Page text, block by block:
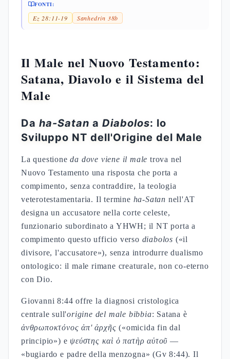
FONTI:
Ez 28:11-19 Sanhedrin 38b
Il Male nel Nuovo Testamento:
Satana, Diavolo e il Sistema del
Male
Da ha-Satan a Diabolos: lo
Sviluppo NT dell'Origine del Male
La questioneda dove viene il male trova nel
Nuovo Testamento una risposta che porta a
compimento, senza contraddire, la teologia
veterotestamentaria. Il termine ha-Satan nell'AT
designa un accusatore nella corte celeste,
funzionario subordinato a YHWH; il NT porta a
compimento questo ufficio verso diabolos («il
divisore, l'accusatore»), senza introdurre dualismo
ontologico: il male rimane creaturale, non co-eterno
con Dio.
Giovanni 8:44 offre la diagnosi cristologica
centrale sull'origine del male bibbia: Satana è
ἀνθρωποκτόνος ἀπ' ἀρχῆς («omicida fin dal
principio») e ψεύστης καὶ ὁ πατὴρ αὐτοῦ —
«bugiardo e padre della menzogna» (Gv 8:44). Il